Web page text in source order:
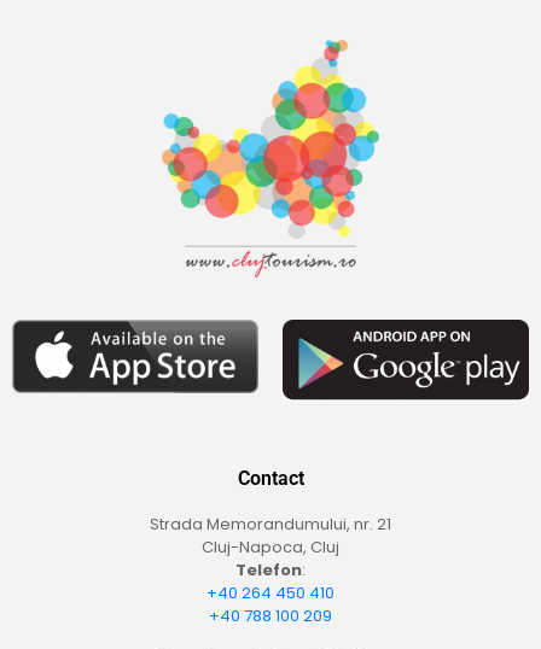
Contact
Strada Memorandumului, nr. 21
Cluj-Napoca, Cluj
Telefon:
+40 264 450 410
+40 788 100 209